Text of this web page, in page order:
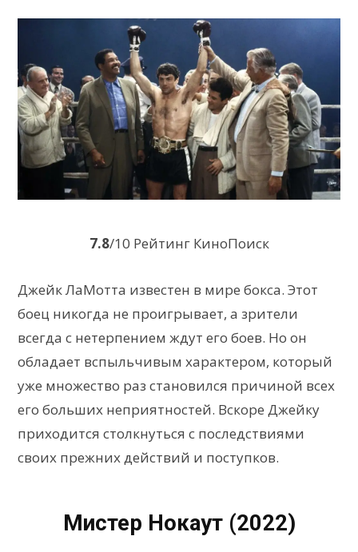
7.8/10 Рейтинг КиноПоиск
Джейк ЛаМотта известен в мире бокса. Этот
боец никогда не проигрывает, а зрители
всегда с нетерпением ждут его боев. Но он
обладает вспыльчивым характером, который
уже множество раз становился причиной всех
его больших неприятностей. Вскоре Джейку
приходится столкнуться с последствиями
своих прежних действий и поступков.
Мистер Нокаут (2022)